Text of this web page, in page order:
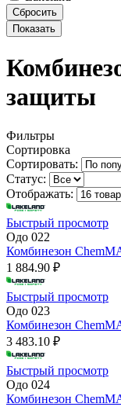
защиты
Фильтры
Сортировка
Сортировать:
Статус:
Отображать:
Быстрый просмотр
Одо 022
Комбинезон
1 884.90 ₽
Быстрый просмотр
Одо 023
Комбинезон
3 483.10 ₽
Быстрый просмотр
Одо 024
Комбинезон